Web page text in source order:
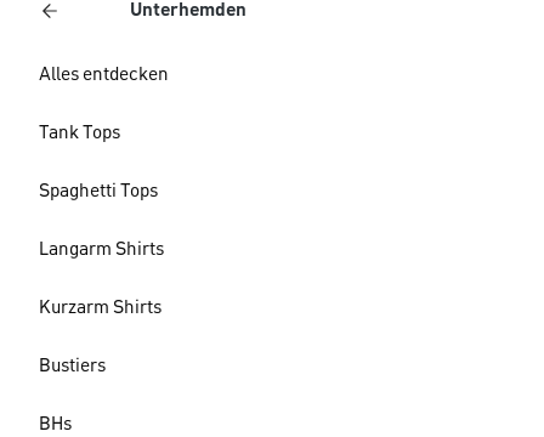
Unterhemden
Alles entdecken
Tank Tops
Spaghetti Tops
Langarm Shirts
Kurzarm Shirts
Bustiers
BHs